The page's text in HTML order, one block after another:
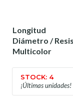
Longitud
Diámetro /
Multicolor
STOCK: 4
¡Últimas unidades!